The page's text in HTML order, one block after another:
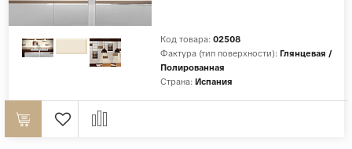
Код товара: 02508
Фактура (тип поверхности): Глянцевая /
Полированная
Страна: Испания